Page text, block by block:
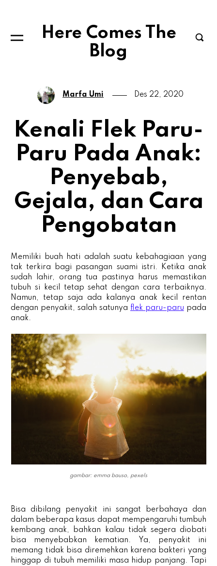
Here Comes The
Blog
Marfa Umi Des 22, 2020
Kenali Flek Paru-
Paru Pada Anak:
Penyebab,
Gejala, dan Cara
Pengobatan
Memiliki buah hati adalah suatu kebahagiaan yang
tak terkira bagi pasangan suami istri. Ketika anak
sudah lahir, orang tua pastinya harus memastikan
tubuh si kecil tetap sehat dengan cara terbaiknya.
Namun, tetap saja ada kalanya anak kecil rentan
dengan penyakit, salah satunya flek paru-paru pada
anak.
gambar: emma bauso, pexels
Bisa dibilang penyakit ini sangat berbahaya dan
dalam beberapa kasus dapat mempengaruhi tumbuh
kembang anak, bahkan kalau tidak segera diobati
bisa menyebabkan kematian. Ya, penyakit ini
memang tidak bisa diremehkan karena bakteri yang
hinggap di tubuh memiliki masa hidup panjang. Tapi